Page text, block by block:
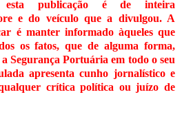
esta publicação é de inteira
e do veículo que a divulgou. A
é manter informado àqueles que
os fatos, que de alguma forma,
Segurança Portuária em todo o seu
apresenta cunho jornalístico e
críticapolítica ou juízo de